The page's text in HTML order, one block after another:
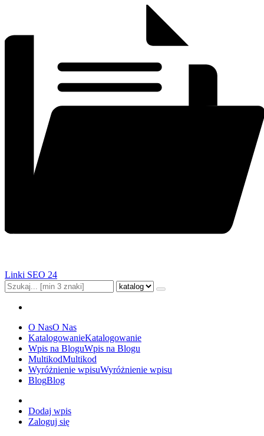
Linki SEO 24
O NasO Nas
KatalogowanieKatalogowanie
Wpis na BloguWpis na Blogu
MultikodMultikod
Wyróżnienie wpisuWyróżnienie wpisu
BlogBlog
Dodaj wpis
Zaloguj się